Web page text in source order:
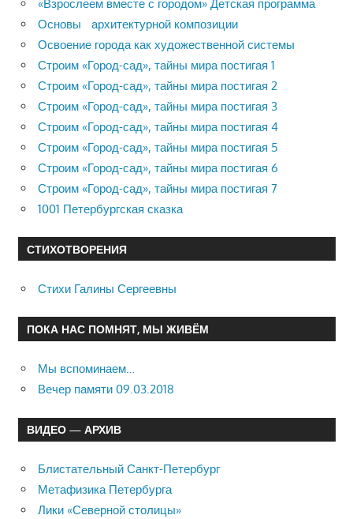
«Взрослеем вместе с городом» Детская программа
Основы архитектурной композиции
Освоение города как художественной системы
Строим «Город-сад», тайны мира постигая 1
Строим «Город-сад», тайны мира постигая 2
Строим «Город-сад», тайны мира постигая 3
Строим «Город-сад», тайны мира постигая 4
Строим «Город-сад», тайны мира постигая 5
Строим «Город-сад», тайны мира постигая 6
Строим «Город-сад», тайны мира постигая 7
1001 Петербургская сказка
СТИХОТВОРЕНИЯ
Стихи Галины Сергеевны
ПОКА НАС ПОМНЯТ, МЫ ЖИВЁМ
Мы вспоминаем…
Вечер памяти 09.03.2018
ВИДЕО — АРХИВ
Блистательный Санкт-Петербург
Метафизика Петербурга
Лики «Северной столицы»